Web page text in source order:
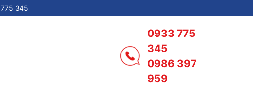
345
0933 775
345
0986 397
959